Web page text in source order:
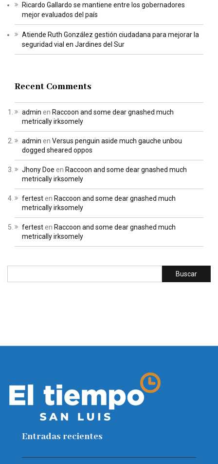
Ricardo Gallardo se mantiene entre los gobernadores
mejor evaluados del país
Atiende Ruth González gestión ciudadana para mejorar la
seguridad vial en Jardines del Sur
Recent Comments
admin en Raccoon and some dear gnashed much
metrically irksomely
admin en Versus penguin aside much gauche unbou
dogged sheared oppos
Jhony Doe en Raccoon and some dear gnashed much
metrically irksomely
fertesten Raccoon and some dear gnashed much
metrically irksomely
fertesten Raccoon and some dear gnashed much
metrically irksomely
Entradas recientes